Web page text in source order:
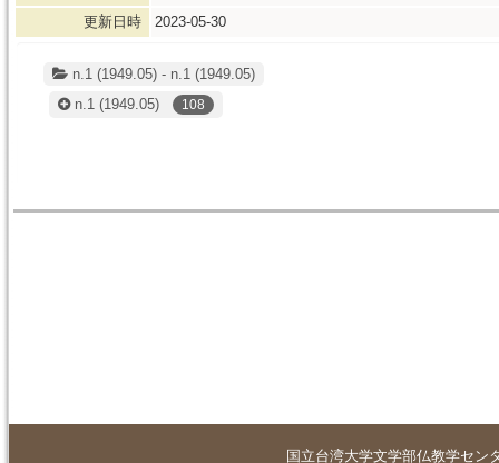
更新日時
2023-05-30
n.1 (1949.05) - n.1 (1949.05)
n.1 (1949.05) 108
国立台湾大学文学部仏教学セン